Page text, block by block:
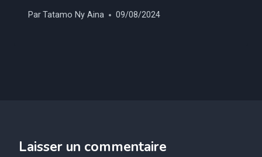
ParTatamo Ny Aina 09/08/2024
Laisser un commentaire